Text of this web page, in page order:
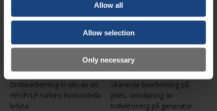
Allow all
Allow selection
Only necessary
Ombearbetning in situ av en
HP/IP/LP-turbins horisontella
ledyta
Skärande bearbetning på
plats, omslipning av
kollektorring på generator